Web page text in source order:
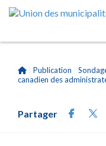
Publication
canadien des
Partager